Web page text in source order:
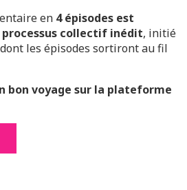
en 4 épisodes est
processus collectif inédit, initié
les épisodes sortiront au fil
bon voyage sur la plateforme